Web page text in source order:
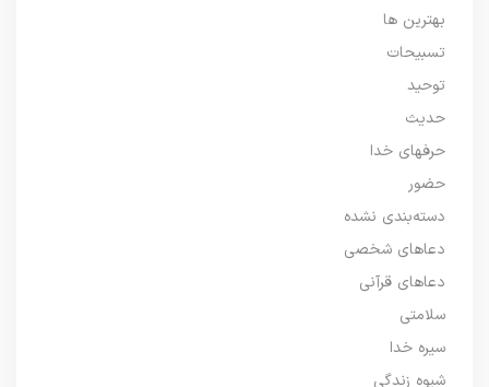
بهترین ها
تسبیحات
توحید
حدیث
حرفهای خدا
حضور
دسته‌بندی نشده
دعاهای شخصی
دعاهای قرآنی
سلامتی
سیره خدا
شیوه زندگی